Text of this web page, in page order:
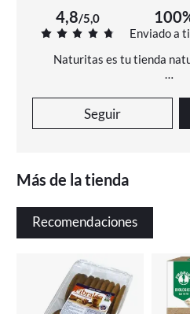
4,8/5,0
Enviado a
Naturitas es tu tienda
productos y terapias
Seguir
Más de la tienda
Recomendaciones